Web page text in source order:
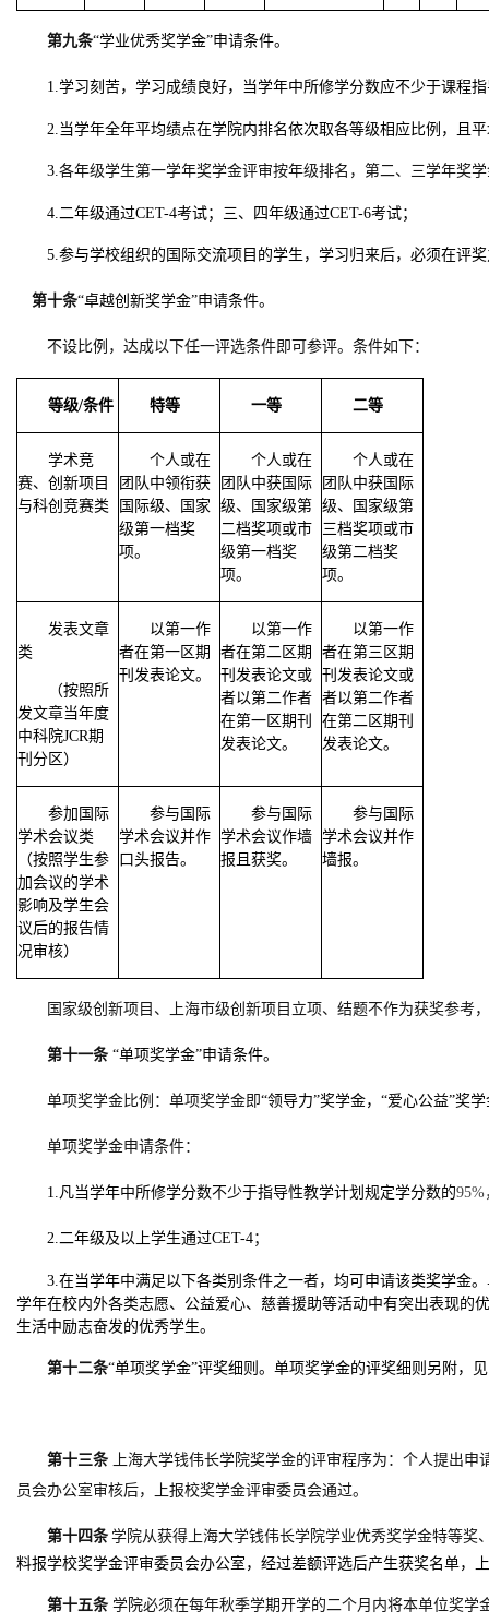
第九条“学业优秀奖学金”申请条件。
1.学习刻苦，学习成绩良好，当学年中所修学分数应不少于课程
2.当学年全年平均绩点在学院内排名依次取各等级相应比例，且
3.各年级学生第一学年奖学金评审按年级排名，第二、三学年奖
4.二年级通过CET-4考试；三、四年级通过CET-6考试；
5.参与学校组织的国际交流项目的学生，学习归来后，必须在评
第十条“卓越创新奖学金”申请条件。
不设比例，达成以下任一评选条件即可参评。条件如下：
等级/条件 特等 一等 二等
学术竞
赛、创新项目
与科创竞赛类
个人或在
团队中领衔获
国际级、国家
级第一档奖
项。
个人或在
团队中获国际
级、国家级第
二档奖项或市
级第一档奖
项。
个人或在
团队中获国际
级、国家级第
三档奖项或市
级第二档奖
项。
发表文章
类
（按照所
发文章当年度
中科院JCR期
刊分区）
以第一作
者在第一区期
刊发表论文。
以第一作
者在第二区期
刊发表论文或
者以第二作者
在第一区期刊
发表论文。
以第一作
者在第三区期
刊发表论文或
者以第二作者
在第二区期刊
发表论文。
参加国际
学术会议类
（按照学生参
加会议的学术
影响及学生会
议后的报告情
况审核）
参与国际
学术会议并作
口头报告。
参与国际
学术会议作墙
报且获奖。
参与国际
学术会议并作
墙报。
国家级创新项目、上海市级创新项目立项、结题不作为获奖参考
第十一条 “单项奖学金”申请条件。
单项奖学金比例：单项奖学金即“领导力”奖学金，“爱心公益”奖
单项奖学金申请条件：
1.凡当学年中所修学分数不少于指导性教学计划规定学分数的95%
2.二年级及以上学生通过CET-4；
3.在当学年中满足以下各类别条件之一者，均可申请该类奖学金
学年在校内外各类志愿、公益爱心、慈善援助等活动中有突出表现的
生活中励志奋发的优秀学生。
第十二条“单项奖学金”评奖细则。单项奖学金的评奖细则另附，
第十三条
上海大学钱伟长学院奖学金的评审程序为：个人提出
员会办公室审核后，上报校奖学金评审委员会通过。
第十四条 学院从获得上海大学钱伟长学院学业优秀奖学金特等
料报学校奖学金评审委员会办公室，经过差额评选后产生获奖名单，
第十五条 学院必须在每年秋季学期开学的二个月内将本单位奖